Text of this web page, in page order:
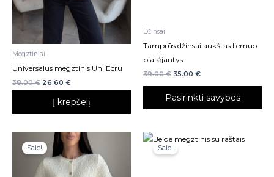
Megztiniai
Universalus megztinis Uni Ecru
38.00€ 26.60 €
Į krepšelį
Džinsai
Tamprūs džinsai aukštas liemuo
platėjantys
39.00€ 35.00 €
Pasirinkti savybes
Sale! Sale!